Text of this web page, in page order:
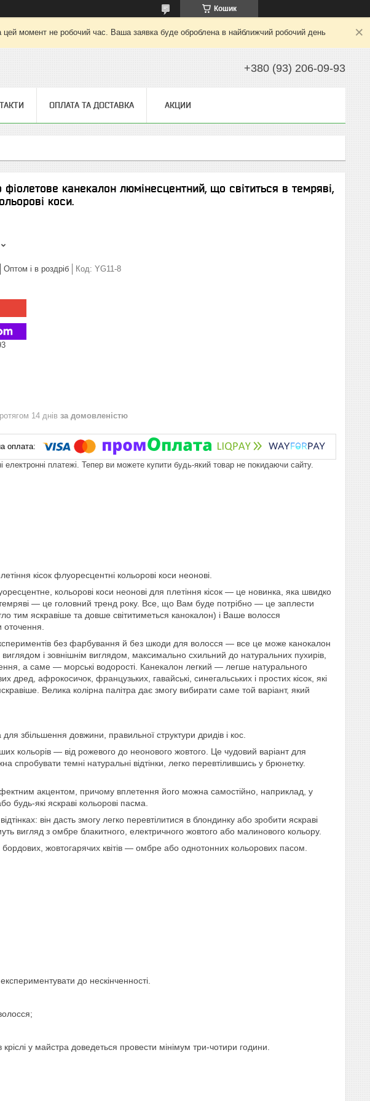
Кошик
цей момент не робочий час. Ваша заявка буде оброблена в найближчий робочий день
+380 (93) 206-09-93
ОПЛАТА ТА ДОСТАВКА АКЦИИ
канекалон люмінесцентний, що світиться в темряві,
коси.
Оптом і в роздріб Код: YG11-8
14 днів за домовленістю
електронні платежі. Тепер ви можете купити будь-який товар не покидаючи сайту.
кісок флуоресцентні кольорові коси неонові.
кольорові коси неонові для плетіння кісок — це новинка, яка швидко
темряві — це головний тренд року. Все, що Вам буде потрібно — це заплести
тим яскравіше та довше світитиметься канокалон) і Ваше волосся
без фарбування й без шкоди для волосся — все це може канокалон
і зовнішнім виглядом, максимально схильний до натуpальних пухирів,
а саме — морські водорості. Канекалон легкий — легше натурального
афрокосичок, французьких, гавайські, синегальських і простих кісок, які
Велика колірна палітра дає змогу вибирати саме той варіант, який
збільшення довжини, правильної структури дридів і кос.
кольорів — від рожевого до неонового жовтого. Це чудовий варіант для
спробувати темні натуральні відтінки, легко перевтілившись у брюнетку.
акцентом, причому вплетення його можна самостійно, наприклад, у
будь-які яскраві кольорові пасма.
він дасть змогу легко перевтілитися в блондинку або зробити яскраві
вигляд з омбре блакитного, електричного жовтого або малинового кольору.
жовтогарячих квітів — омбре або однотонних кольорових пасом.
до нескінченності.
у майстра доведеться провести мінімум три-чотири години.